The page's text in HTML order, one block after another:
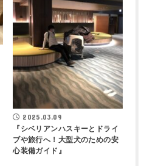
2025.03.09
『シベリアンハスキーとドライ
ブや旅行へ！大型犬のための安
心装備ガイド』